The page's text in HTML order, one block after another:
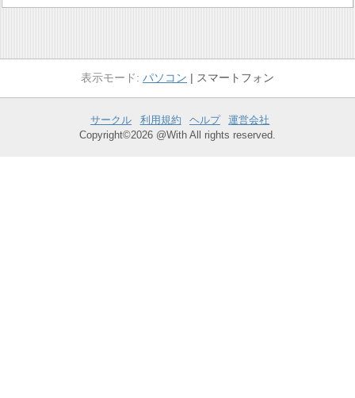
パソコン スマートフォン
サークル 利用規約 ヘルプ
運営会社
Copyright©2026 @With All rights reserved.